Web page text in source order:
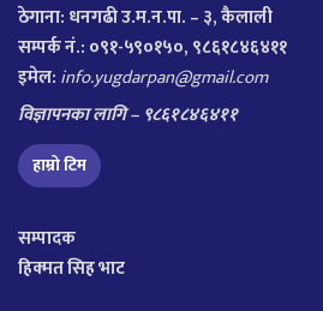
ठेगाना: धनगढी उ.म.न.पा. – ३, कैलाली
सम्पर्क नं.: ०९१-५९०१५०, ९८६१८४६४११
इमेल: info.yugdarpan@gmail.com
विज्ञापनका लागि – ९८६१८४६४११
हाम्रो टिम
सम्पादक
हिक्मत सिह भाट